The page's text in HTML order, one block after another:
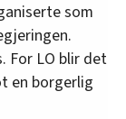
som
For LO blir det
en borgerlig